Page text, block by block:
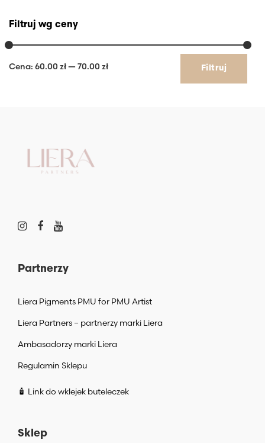
Filtruj wg ceny
Filtruj
Cena: 60.00 zł— 70.00 zł
Partnerzy
Liera Pigments PMU for PMU Artist
Liera Partners – partnerzy marki Liera
Ambasadorzy marki Liera
Regulamin Sklepu
🧴 Link do wklejek buteleczek
Sklep